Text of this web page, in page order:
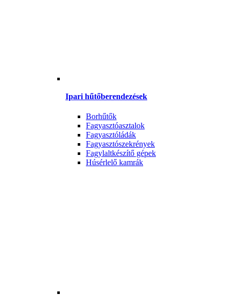
Ipari hűtőberendezések
Borhűtők
Fagyasztóasztalok
Fagyasztóládák
Fagyasztószekrények
Fagylaltkészítő gépek
Húsérlelő kamrák